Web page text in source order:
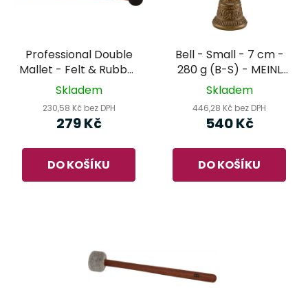
Professional Double
Mallet - Felt & Rubber
Tip, Small (SB-PDM-
Energy
Skladem
230,58 Kč bez DPH
279 Kč
DO KOŠÍKU
Bell - Small - 7 cm -
280 g (B-S) - MEINL
Sonic Energy -
Skladem
446,28 Kč bez DPH
540 Kč
DO KOŠÍKU